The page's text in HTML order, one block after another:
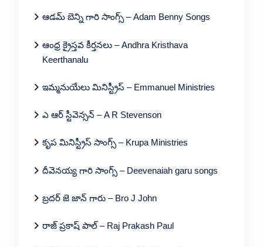
ఆడమ్ బెన్ని గారి సాంగ్స్ – Adam Benny Songs
ఆంధ్ర క్రైస్తవ కీర్తనలు – Andhra Kristhava
Keerthanalu
ఇమ్మనుయేలు మినిస్ట్రీస్ – Emmanuel Ministries
ఎ ఆర్ స్టీవెన్సన్ – A R Stevenson
కృప మినిస్ట్రీస్ సాంగ్స్ – Krupa Ministries
దీవెనయ్య గారి సాంగ్స్ – Deevenaiah garu songs
బ్రదర్ జె జాన్ గారు – Bro J John
రాజ్ ప్రకాష్ పాల్ – Raj Prakash Paul